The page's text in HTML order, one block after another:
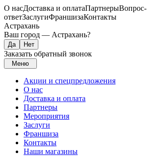
О насДоставка и оплатаПартнерыВопрос-
ответЗаслугиФраншизаКонтакты
Астрахань
Ваш город — Астрахань?
Заказать обратный звонок
Меню
Акции и спецпредложения
О нас
Доставка и оплата
Партнеры
Мероприятия
Заслуги
Франшиза
Контакты
Наши магазины